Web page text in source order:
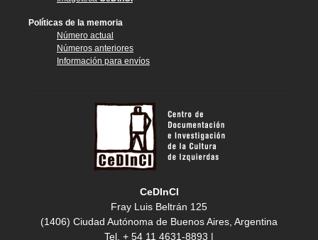
Políticas de la memoria
Número actual
Números anteriores
Información para envíos
CeDInCI
Fray Luis Beltrán 125
(1406) Ciudad Autónoma de Buenos Aires, Argentina
Tel. + 54 11 4631-8893 |